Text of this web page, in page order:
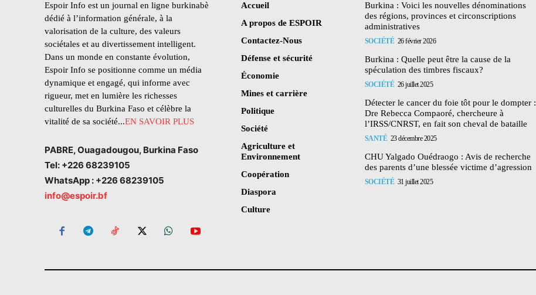
Espoir Info est un journal en ligne burkinabè
dédié à l’information générale, à la
valorisation de la culture, des valeurs
sociétales et au divertissement intelligent.
Dans un monde en constante évolution,
Espoir Info se positionne comme un média
dynamique et engagé, qui informe avec
rigueur, met en lumière les richesses
culturelles du Burkina Faso et célèbre la
vitalité de sa société...EN SAVOIR PLUS
PABRE, Ouagadougou, Burkina Faso
Tel: +226 68239105
WhatsApp : +226 68239105
info@espoir.bf
Accueil
A propos de ESPOIR
Contactez-Nous
Défense et sécurité
Économie
Mines et carrière
Politique
Société
Agriculture et
Environnement
Coopération
Diaspora
Culture
Burkina : Voici les nouvelles dénominations
des régions, provinces et circonscriptions
administratives
SOCIÉTÉ 26 février 2026
Burkina : Quelle peut être la cause de la
spéculation des timbres fiscaux?
SOCIÉTÉ 26 juillet 2025
Détecter le cancer du foie tôt pour le dompter :
Dre Rebecca Compaoré, chercheure à
l’IRSS/CNRST, en fait son cheval de bataille
SANTÉ 23 décembre 2025
CHU Yalgado Ouédraogo : Avis de recherche
des parents d’une blessée victime d’agression
SOCIÉTÉ 31 juillet 2025